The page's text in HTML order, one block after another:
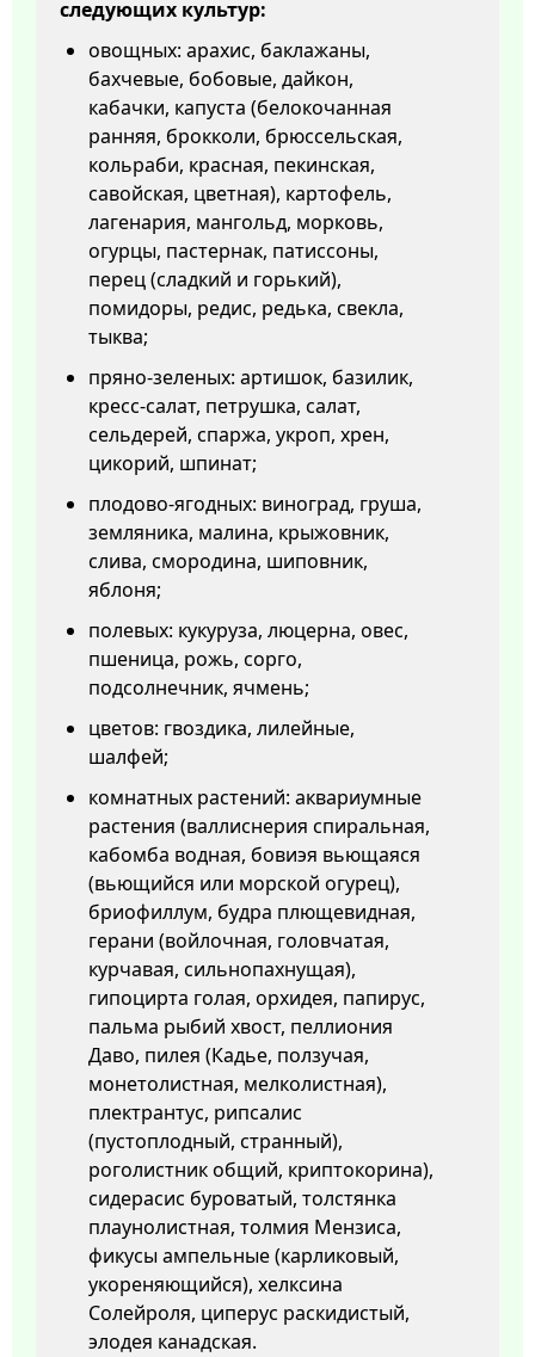
следующих культур:
овощных: арахис, баклажаны,
бахчевые, бобовые, дайкон,
кабачки, капуста (белокочанная
ранняя, брокколи, брюссельская,
кольраби, красная, пекинская,
савойская, цветная), картофель,
лагенария, мангольд, морковь,
огурцы, пастернак, патиссоны,
перец (сладкий и горький),
помидоры, редис, редька, свекла,
тыква;
пряно-зеленых: артишок, базилик,
кресс-салат, петрушка, салат,
сельдерей, спаржа, укроп, хрен,
цикорий, шпинат;
плодово-ягодных: виноград, груша,
земляника, малина, крыжовник,
слива, смородина, шиповник,
яблоня;
полевых: кукуруза, люцерна, овес,
пшеница, рожь, сорго,
подсолнечник, ячмень;
цветов: гвоздика, лилейные,
шалфей;
комнатных растений: аквариумные
растения (валлиснерия спиральная,
кабомба водная, бовиэя вьющаяся
(вьющийся или морской огурец),
бриофиллум, будра плющевидная,
герани (войлочная, головчатая,
курчавая, сильнопахнущая),
гипоцирта голая, орхидея, папирус,
пальма рыбий хвост, пеллиония
Даво, пилея (Кадье, ползучая,
монетолистная, мелколистная),
плектрантус, рипсалис
(пустоплодный, странный),
роголистник общий, криптокорина),
сидерасис буроватый, толстянка
плаунолистная, толмия Мензиса,
фикусы ампельные (карликовый,
укореняющийся), хелксина
Солейроля, циперус раскидистый,
элодея канадская.